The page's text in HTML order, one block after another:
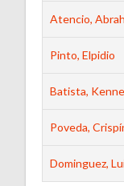
Atencio,
Pinto, Elpidio
Batista,
Poveda,
Dominguez,